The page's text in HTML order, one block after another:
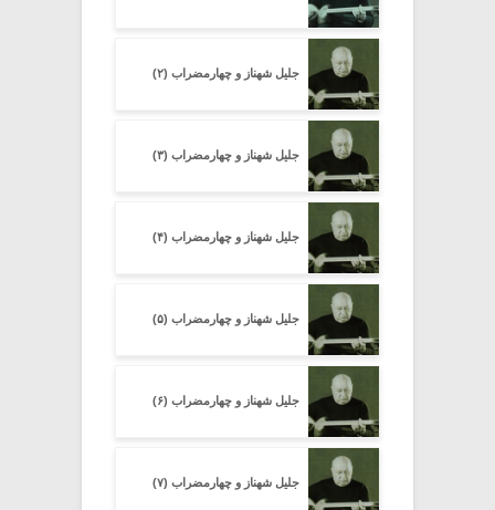
جلیل شهناز و چهارمضراب (۲)
جلیل شهناز و چهارمضراب (۳)
جلیل شهناز و چهارمضراب (۴)
جلیل شهناز و چهارمضراب (۵)
جلیل شهناز و چهارمضراب (۶)
جلیل شهناز و چهارمضراب (۷)